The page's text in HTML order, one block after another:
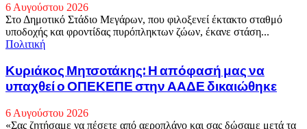
6 Αυγούστου 2026
Στο Δημοτικό Στάδιο Μεγάρων, που φιλοξενεί έκτακτο σταθμό
υποδοχής και φροντίδας πυρόπληκτων ζώων, έκανε στάση...
Πολιτική
Κυριάκος Μητσοτάκης: Η απόφασή μας να
υπαχθεί ο ΟΠΕΚΕΠΕ στην ΑΑΔΕ δικαιώθηκε
6 Αυγούστου 2026
«Σας ζητήσαμε να πέσετε από αεροπλάνο και σας δώσαμε μετά τα